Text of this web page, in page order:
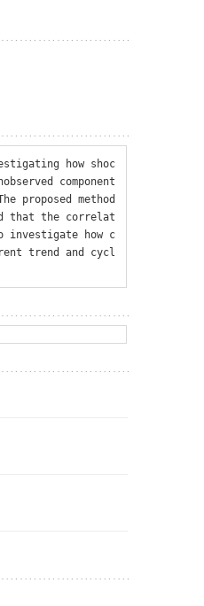
how shoc
component
method
that the correlat
investigate how c
trend and cycl